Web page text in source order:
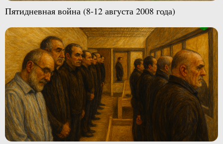
Пятидневная война (8-12 августа 2008 года)